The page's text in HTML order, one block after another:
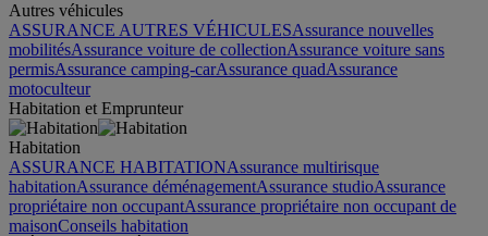
Autres véhicules
ASSURANCE AUTRES VÉHICULESAssurance nouvelles
mobilitésAssurance voiture de collectionAssurance voiture sans
permisAssurance camping-carAssurance quadAssurance
motoculteur
Habitation et Emprunteur
Habitation
ASSURANCE HABITATIONAssurance multirisque
habitationAssurance déménagementAssurance studioAssurance
propriétaire non occupantAssurance propriétaire non occupant de
maisonConseils habitation